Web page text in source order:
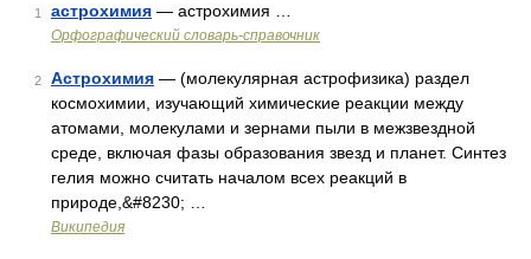
1 астрохимия — астрохимия …
Орфографический словарь-справочник
2 Астрохимия — (молекулярная астрофизика) раздел
космохимии, изучающий химические реакции между
атомами, молекулами и зернами пыли в межзвездной
среде, включая фазы образования звезд и планет. Синтез
гелия можно считать началом всех реакций в
природе,&#8230; …
Википедия